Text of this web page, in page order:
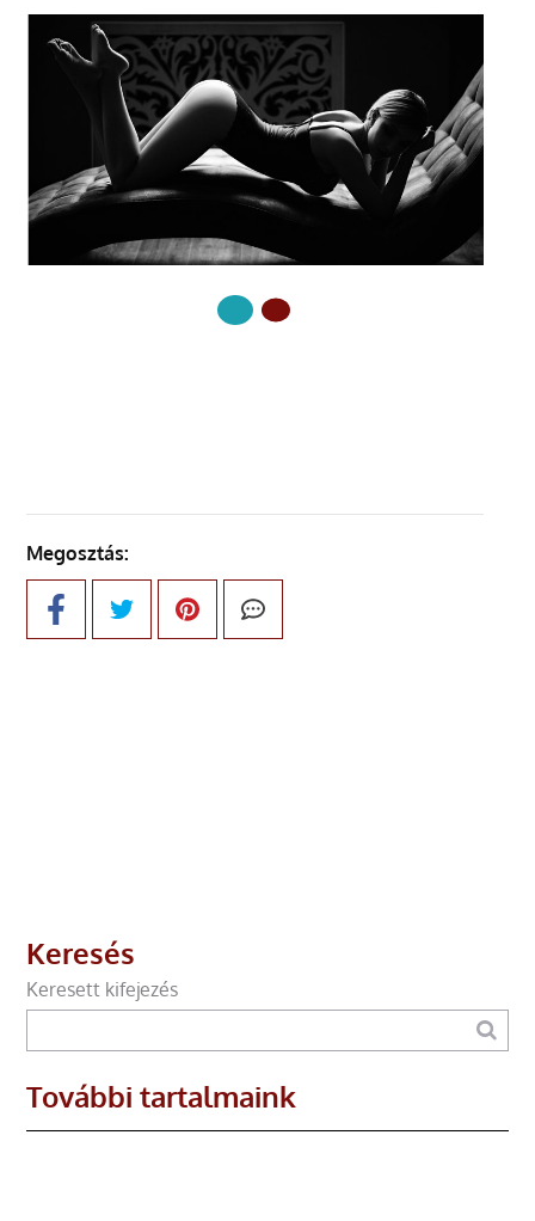
Megosztás:
Keresés
Keresett kifejezés
További tartalmaink